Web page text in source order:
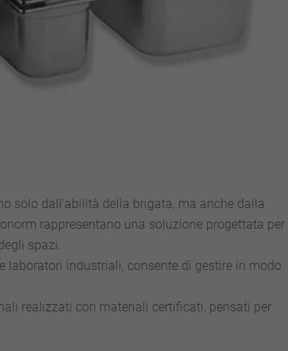
solo dall’abilità della brigata, ma anche dalla
rappresentano una soluzione progettata per
spazi.
laboratori industriali, consente di gestire in modo
realizzati con materiali certificati, pensati per